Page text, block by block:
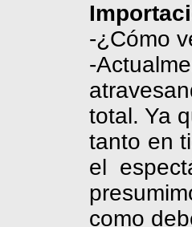
-¿Cómo
-
total. Ya
tanto en
el
como